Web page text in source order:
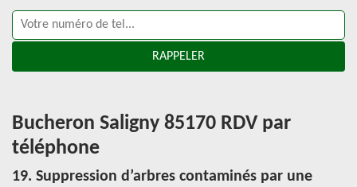
Bucheron Saligny 85170 RDV par
téléphone
19. Suppression d’arbres contaminés par une